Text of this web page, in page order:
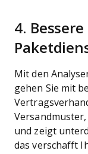
4.
Mit den
gehen Sie mit
und zeigt
das verschafft